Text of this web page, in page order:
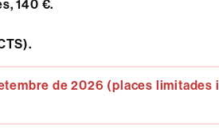
140 €.
de 2026 (places limitades i